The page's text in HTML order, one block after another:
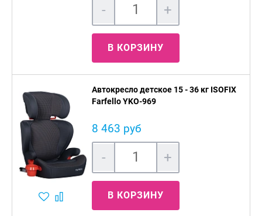
- +
В КОРЗИНУ
Автокресло детское 15 - 36 кг ISOFIX
Farfello YKO-969
8 463 руб
- +
В КОРЗИНУ